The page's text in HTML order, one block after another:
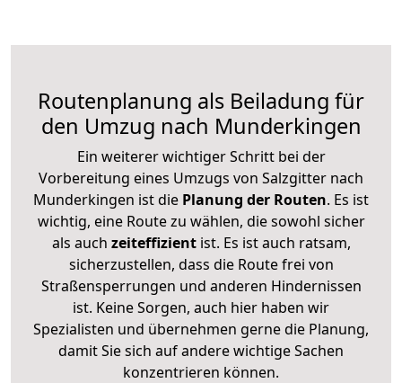
Routenplanung als Beiladung für
den Umzug nach Munderkingen
Ein weiterer wichtiger Schritt bei der
Vorbereitung eines Umzugs von Salzgitter nach
Munderkingen ist die Planung der Routen. Es ist
wichtig, eine Route zu wählen, die sowohl sicher
als auch zeiteffizientist. Es ist auch ratsam,
sicherzustellen, dass die Route frei von
Straßensperrungen und anderen Hindernissen
ist. Keine Sorgen, auch hier haben wir
Spezialisten und übernehmen gerne die Planung,
damit Sie sich auf andere wichtige Sachen
konzentrieren können.